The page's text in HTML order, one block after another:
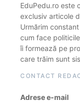
EduPedu.ro este
exclusiv articole
Urmărim
cum face
îi formează pe
care trăim sunt
CONTACT
Adrese e-mail